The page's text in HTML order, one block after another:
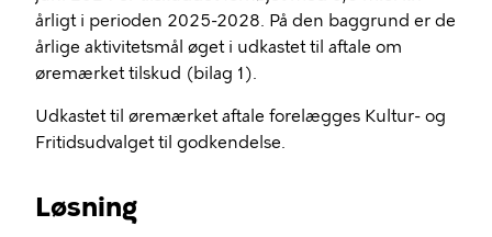
årligt i perioden 2025-2028. På den baggrund er de
årlige aktivitetsmål øget i udkastet til aftale om
øremærket tilskud (bilag 1).
Udkastet til øremærket aftale forelægges Kultur- og
Fritidsudvalget til godkendelse.
Løsning